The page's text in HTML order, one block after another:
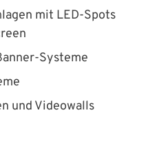
mit LED-Spots
Systeme
und Videowalls